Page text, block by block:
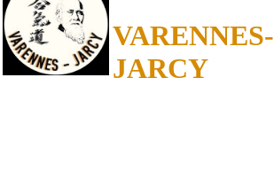
VARENNES-
JARCY